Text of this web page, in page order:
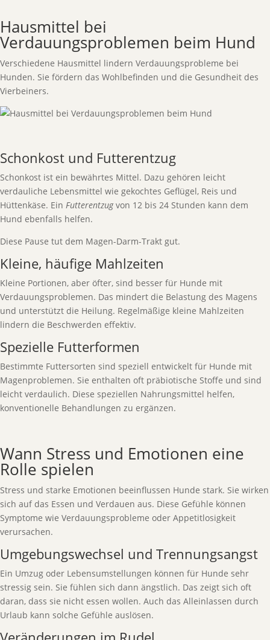
Hausmittel bei
Verdauungsproblemen beim Hund
Verschiedene Hausmittel lindern Verdauungsprobleme bei
Hunden. Sie fördern das Wohlbefinden und die Gesundheit des
Vierbeiners.
Schonkost und Futterentzug
Schonkost ist ein bewährtes Mittel. Dazu gehören leicht
verdauliche Lebensmittel wie gekochtes Geflügel, Reis und
Hüttenkäse. Ein Futterentzugvon 12 bis 24 Stunden kann dem
Hund ebenfalls helfen.
Diese Pause tut dem Magen-Darm-Trakt gut.
Kleine, häufige Mahlzeiten
Kleine Portionen, aber öfter, sind besser für Hunde mit
Verdauungsproblemen. Das mindert die Belastung des Magens
und unterstützt die Heilung. Regelmäßige kleine Mahlzeiten
lindern die Beschwerden effektiv.
Spezielle Futterformen
Bestimmte Futtersorten sind speziell entwickelt für Hunde mit
Magenproblemen. Sie enthalten oft präbiotische Stoffe und sind
leicht verdaulich. Diese speziellen Nahrungsmittel helfen,
konventionelle Behandlungen zu ergänzen.
Wann Stress und Emotionen eine
Rolle spielen
Stress und starke Emotionen beeinflussen Hunde stark. Sie wirken
sich auf das Essen und Verdauen aus. Diese Gefühle können
Symptome wie Verdauungsprobleme oder Appetitlosigkeit
verursachen.
Umgebungswechsel und Trennungsangst
Ein Umzug oder Lebensumstellungen können für Hunde sehr
stressig sein. Sie fühlen sich dann ängstlich. Das zeigt sich oft
daran, dass sie nicht essen wollen. Auch das Alleinlassen durch
Urlaub kann solche Gefühle auslösen.